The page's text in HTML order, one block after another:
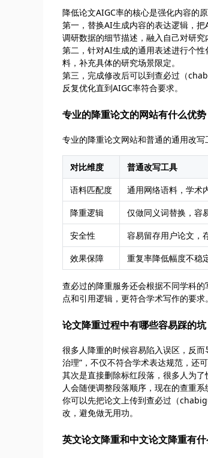
降低论文AIGC率的核心是强化内容的
第一，替换AI生成内容的表达逻辑，
调研数据的细节描述，融入自己对研究
第二，针对AI生成的通用表述进行个
料，补充具体的研究场景限定。
第三，完成修改后可以到查必过（
反复优化直到AIGC率符合要求。
专业的降重论文的网站有什么优势
专业的降重论文网站和普通的通用改
对比维度 普通改写工具
语料匹配度
通用网络语料，学术
降重逻辑
仅做同义词替换，容
安全性
容易留存用户论文，
效果保障
重复率降低幅度不稳
查必过的降重服务还会根据不同学科
点和引用逻辑，更符合学术写作的要求。
论文降重过程中有哪些容易踩的坑
很多人降重的时候容易陷入误区，反
治理”，不仅不符合学术表达规范，还
其次是直接删除标红段落，很多人为
人会随便调整段落顺序，现在的查重
你可以先把论文上传到查必过（
改，避免做无用功。
英文论文降重和中文论文降重有什